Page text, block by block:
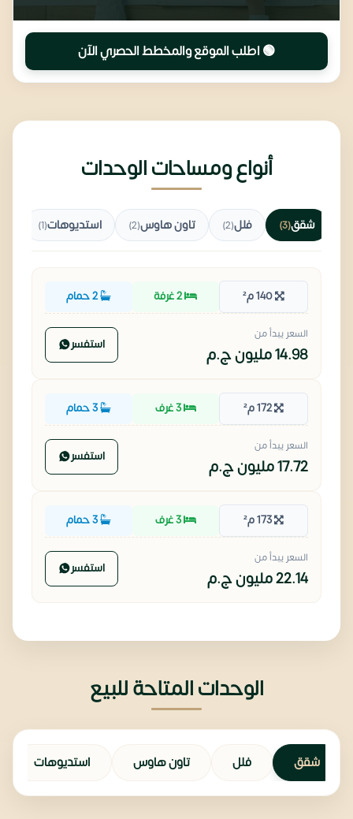
🟢 اطلب الموقع والمخطط الحصري الآن
أنواع ومساحات الوحدات
شقق(3) فلل(2) تاون هاوس(2) استديوهات(1)
140 م² 2 غرفة 2 حمام
السعر يبدأ من
14.98 مليون ج.م استفسر
172 م² 3 غرف 3 حمام
السعر يبدأ من
17.72 مليون ج.م استفسر
173 م² 3 غرف 3 حمام
السعر يبدأ من
22.14 مليون ج.م استفسر
الوحدات المتاحة للبيع
شقق فلل تاون هاوس استديوهات